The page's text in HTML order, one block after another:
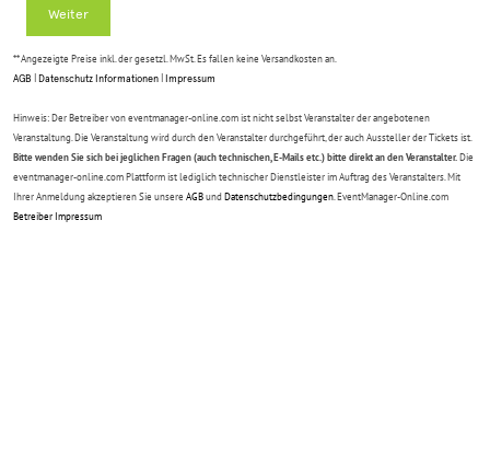
Weiter
** Angezeigte Preise inkl. der gesetzl. MwSt. Es fallen keine Versandkosten an.
AGB Datenschutz Informationen Impressum
Hinweis: Der Betreiber von eventmanager-online.com ist nicht selbst Veranstalter der angebotenen
Veranstaltung. Die Veranstaltung wird durch den Veranstalter durchgeführt, der auch Aussteller der Tickets ist.
Bitte wenden Sie sich bei jeglichen Fragen (auch technischen, E-Mails etc.) bitte direkt an den Veranstalter. Die
eventmanager-online.com Plattform ist lediglich technischer Dienstleister im Auftrag des Veranstalters. Mit
Ihrer Anmeldung akzeptieren Sie unsere AGBundDatenschutzbedingungen . EventManager-Online.com
Betreiber Impressum